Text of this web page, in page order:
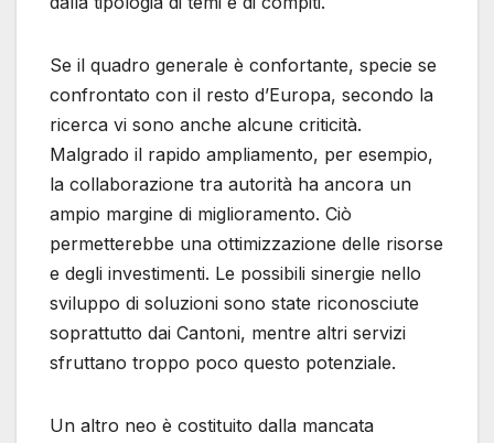
Se il quadro generale è confortante, specie se
confrontato con il resto d’Europa, secondo la
ricerca vi sono anche alcune criticità.
Malgrado il rapido ampliamento, per esempio,
la collaborazione tra autorità ha ancora un
ampio margine di miglioramento. Ciò
permetterebbe una ottimizzazione delle risorse
e degli investimenti. Le possibili sinergie nello
sviluppo di soluzioni sono state riconosciute
soprattutto dai Cantoni, mentre altri servizi
sfruttano troppo poco questo potenziale.
Un altro neo è costituito dalla mancata